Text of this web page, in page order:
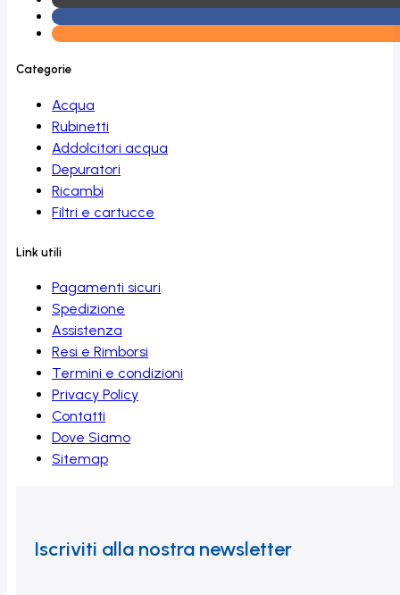
Categorie
Acqua
Rubinetti
Addolcitori acqua
Depuratori
Ricambi
Filtri e cartucce
Link utili
Pagamenti sicuri
Spedizione
Assistenza
Resi e Rimborsi
Termini e condizioni
Privacy Policy
Contatti
Dove Siamo
Sitemap
Iscriviti alla nostra newsletter